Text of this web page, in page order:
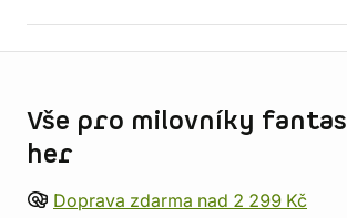
Vše pro milovníky
her
Doprava zdarma nad 2 299 Kč